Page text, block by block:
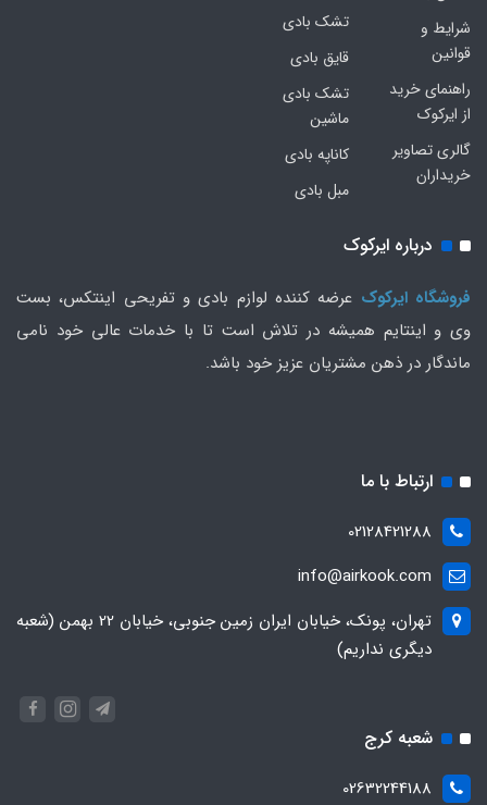
شرایط و
قوانین
راهنمای خرید
از ایرکوک
گالری تصاویر
خریداران
تشک بادی
قایق بادی
تشک بادی
ماشین
کاناپه بادی
مبل بادی
درباره ایرکوک
فروشگاه ایرکوک عرضه کننده لوازم بادی و تفریحی اینتکس، بست
وی و اینتایم همیشه در تلاش است تا با خدمات عالی خود نامی
ماندگار در ذهن مشتریان عزیز خود باشد.
ارتباط با ما
02128421288
info@airkook.com
تهران، پونک، خیابان ایران زمین جنوبی، خیابان 22 بهمن (شعبه
دیگری نداریم)
شعبه کرج
02632244188